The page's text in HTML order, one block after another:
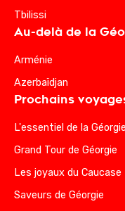
Tbilissi
Au-delà de la
Arménie
Azerbaïdjan
Prochains
L'essentiel de la Géorgie
Grand Tour de Géorgie
Les joyaux du Caucase
Saveurs de Géorgie